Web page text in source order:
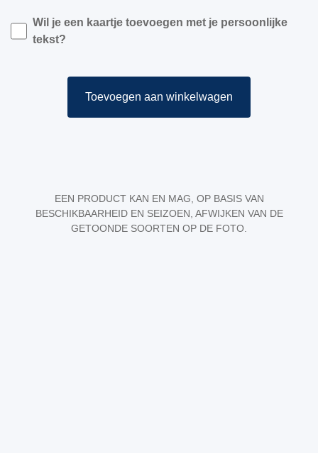
Wil je een kaartje toevoegen met je persoonlijke
tekst?
Toevoegen aan winkelwagen
EEN PRODUCT KAN EN MAG, OP BASIS VAN
BESCHIKBAARHEID EN SEIZOEN, AFWIJKEN VAN DE
GETOONDE SOORTEN OP DE FOTO.